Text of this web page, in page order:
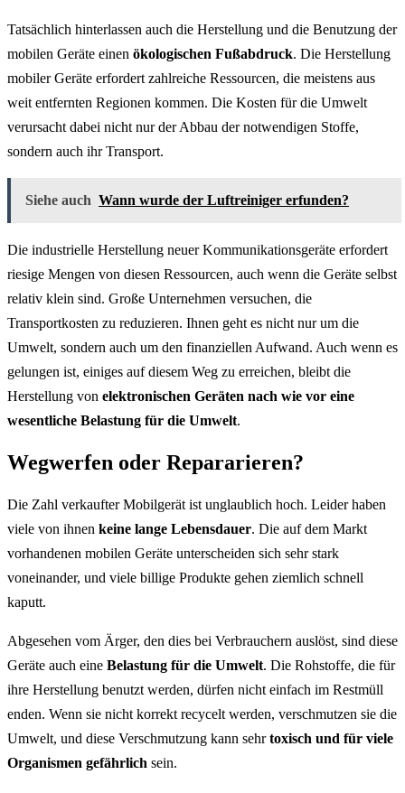
Tatsächlich hinterlassen auch die Herstellung und die Benutzung der
mobilen Geräte einen ökologischen Fußabdruck. Die Herstellung
mobiler Geräte erfordert zahlreiche Ressourcen, die meistens aus
weit entfernten Regionen kommen. Die Kosten für die Umwelt
verursacht dabei nicht nur der Abbau der notwendigen Stoffe,
sondern auch ihr Transport.
Siehe auch Wann wurde der Luftreiniger erfunden?
Die industrielle Herstellung neuer Kommunikationsgeräte erfordert
riesige Mengen von diesen Ressourcen, auch wenn die Geräte selbst
relativ klein sind. Große Unternehmen versuchen, die
Transportkosten zu reduzieren. Ihnen geht es nicht nur um die
Umwelt, sondern auch um den finanziellen Aufwand. Auch wenn es
gelungen ist, einiges auf diesem Weg zu erreichen, bleibt die
Herstellung von elektronischen Geräten nach wie vor eine
wesentliche Belastung für die Umwelt.
Wegwerfen oder Repararieren?
Die Zahl verkaufter Mobilgerät ist unglaublich hoch. Leider haben
viele von ihnen keine lange Lebensdauer. Die auf dem Markt
vorhandenen mobilen Geräte unterscheiden sich sehr stark
voneinander, und viele billige Produkte gehen ziemlich schnell
kaputt.
Abgesehen vom Ärger, den dies bei Verbrauchern auslöst, sind diese
Geräte auch eine Belastung für die Umwelt. Die Rohstoffe, die für
ihre Herstellung benutzt werden, dürfen nicht einfach im Restmüll
enden. Wenn sie nicht korrekt recycelt werden, verschmutzen sie die
Umwelt, und diese Verschmutzung kann sehrtoxisch und für viele
Organismen gefährlich sein.